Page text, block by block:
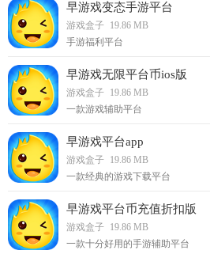
早游戏变态手游平台
游戏盒子 19.86 MB
手游福利平台
早游戏无限平台币ios版
游戏盒子 19.86 MB
一款游戏辅助平台
早游戏平台app
游戏盒子 19.86 MB
一款经典的游戏下载平台
早游戏平台币充值折扣版
游戏盒子 19.86 MB
一款十分好用的手游辅助平台